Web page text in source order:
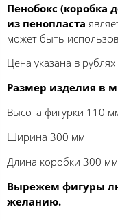
Пенобокс (коробка
из пенопласта
может быть
Цена указана в
Размер изделия в
Высота фигурки 110
Ширина 300 мм
Длина коробки 300
Вырежем фигуры
желанию.